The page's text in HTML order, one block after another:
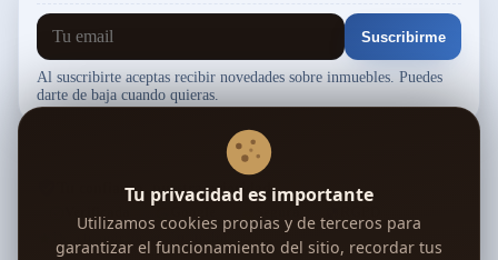
Suscribirme
Al suscribirte aceptas recibir novedades sobre inmuebles. Puedes
darte de baja cuando quieras.
Tu confianza, nuestra prioridad
Deja tu opinión en Trustpilot →
Tu privacidad es importante
Utilizamos cookies propias y de terceros para
garantizar el funcionamiento del sitio, recordar tus